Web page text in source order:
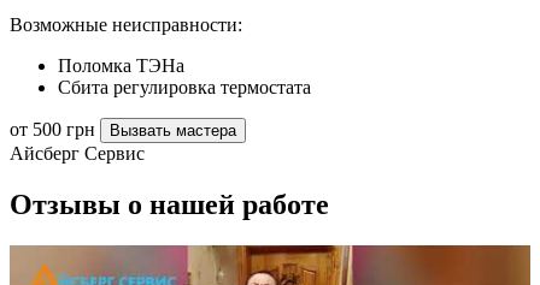
Возможные неисправности:
Поломка ТЭНа
Сбита регулировка термостата
от 500 грн Вызвать мастера
Айсберг Сервис
Отзывы о нашей работе